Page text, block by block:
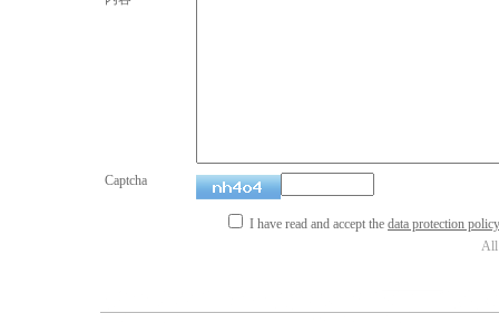
Captcha
I have read and accept the data protection policy
All